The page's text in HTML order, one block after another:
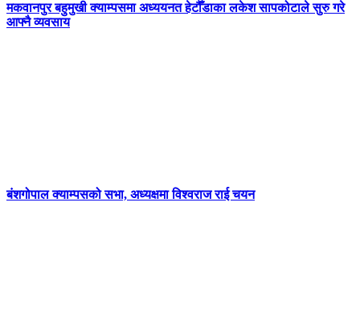
मकवानपुर बहुमुखी क्याम्पसमा अध्ययनत हेटौँडाका लकेश सापकोटाले सुरु गरे
आफ्नै व्यवसाय
बंशगोपाल क्याम्पसको सभा, अध्यक्षमा विश्वराज राई चयन